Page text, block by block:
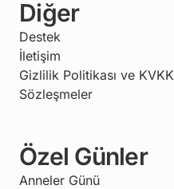
Diğer
Destek
İletişim
Gizlilik Politikası ve KVKK
Sözleşmeler
Özel Günler
Anneler Günü